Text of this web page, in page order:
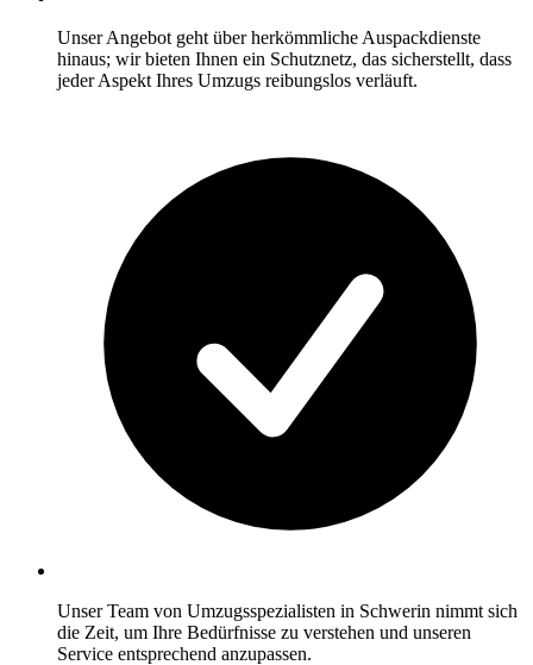
Unser Angebot geht über herkömmliche Auspackdienste
hinaus; wir bieten Ihnen ein Schutznetz, das sicherstellt, dass
jeder Aspekt Ihres Umzugs reibungslos verläuft.
Unser Team von Umzugsspezialisten in Schwerin nimmt sich
die Zeit, um Ihre Bedürfnisse zu verstehen und unseren
Service entsprechend anzupassen.